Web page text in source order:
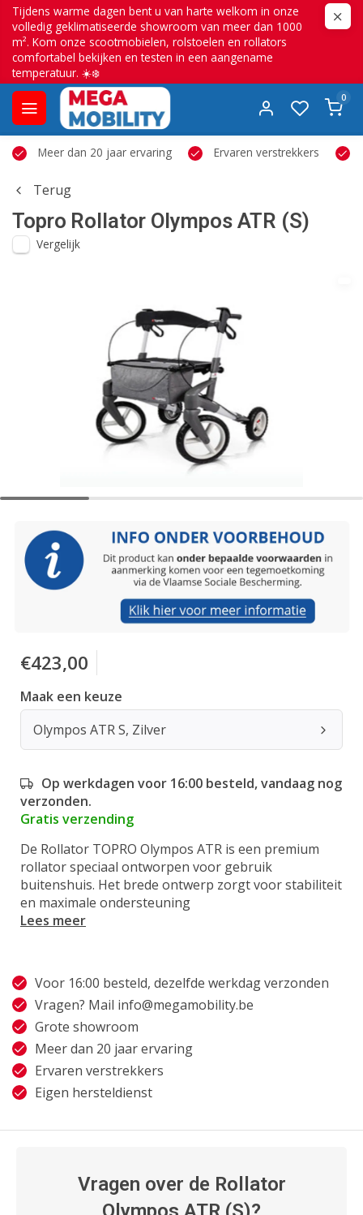
Tijdens warme dagen bent u van harte welkom in onze
volledig geklimatiseerde showroom van meer dan 1000
m². Kom onze scootmobielen, rolstoelen en rollators
comfortabel bekijken en testen in een aangename
temperatuur. ☀️❄️
0
Meer dan 20 jaar ervaring Ervaren verstrekkers
Terug
Topro Rollator Olympos ATR (S)
Vergelijk
€423,00
Maak een keuze
Olympos ATR S, Zilver
Op werkdagen voor 16:00 besteld, vandaag nog
verzonden.
Gratis verzending
De Rollator TOPRO Olympos ATR is een premium
rollator speciaal ontworpen voor gebruik
buitenshuis. Het brede ontwerp zorgt voor stabiliteit
en maximale ondersteuning
Lees meer
Voor 16:00 besteld, dezelfde werkdag verzonden
Vragen? Mail info@megamobility.be
Grote showroom
Meer dan 20 jaar ervaring
Ervaren verstrekkers
Eigen hersteldienst
Vragen over de Rollator